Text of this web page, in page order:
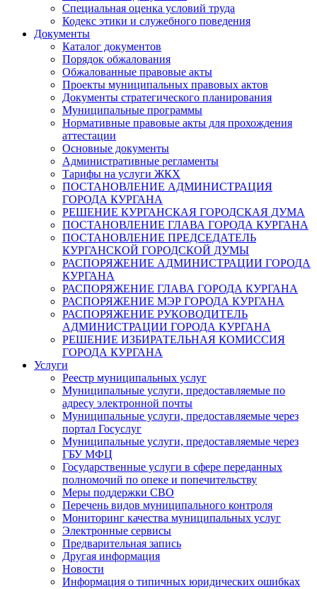
Специальная оценка условий труда
Кодекс этики и служебного поведения
Документы
Каталог документов
Порядок обжалования
Обжалованные правовые акты
Проекты муниципальных правовых актов
Документы стратегического планирования
Муниципальные программы
Нормативные правовые акты для прохождения
аттестации
Основные документы
Административные регламенты
Тарифы на услуги ЖКХ
ПОСТАНОВЛЕНИЕ АДМИНИСТРАЦИЯ
ГОРОДА КУРГАНА
РЕШЕНИЕ КУРГАНСКАЯ ГОРОДСКАЯ ДУМА
ПОСТАНОВЛЕНИЕ ГЛАВА ГОРОДА КУРГАНА
ПОСТАНОВЛЕНИЕ ПРЕДСЕДАТЕЛЬ
КУРГАНСКОЙ ГОРОДСКОЙ ДУМЫ
РАСПОРЯЖЕНИЕ АДМИНИСТРАЦИИ ГОРОДА
КУРГАНА
РАСПОРЯЖЕНИЕ ГЛАВА ГОРОДА КУРГАНА
РАСПОРЯЖЕНИЕ МЭР ГОРОДА КУРГАНА
РАСПОРЯЖЕНИЕ РУКОВОДИТЕЛЬ
АДМИНИСТРАЦИИ ГОРОДА КУРГАНА
РЕШЕНИЕ ИЗБИРАТЕЛЬНАЯ КОМИССИЯ
ГОРОДА КУРГАНА
Услуги
Реестр муниципальных услуг
Муниципальные услуги, предоставляемые по
адресу электронной почты
Муниципальные услуги, предоставляемые через
портал Госуслуг
Муниципальные услуги, предоставляемые через
ГБУ МФЦ
Государственные услуги в сфере переданных
полномочий по опеке и попечительству
Меры поддержки СВО
Перечень видов муниципального контроля
Мониторинг качества муниципальных услуг
Электронные сервисы
Предварительная запись
Другая информация
Новости
Информация о типичных юридических ошибках